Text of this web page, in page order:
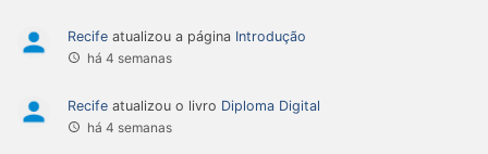
Recife atualizou a página Introdução
há 4 semanas
Recife atualizou o livro Diploma Digital
há 4 semanas